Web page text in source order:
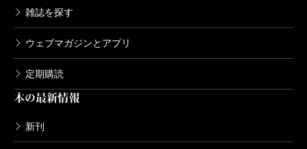
雑誌を探す
ウェブマガジンとアプリ
定期購読
本の最新情報
新刊